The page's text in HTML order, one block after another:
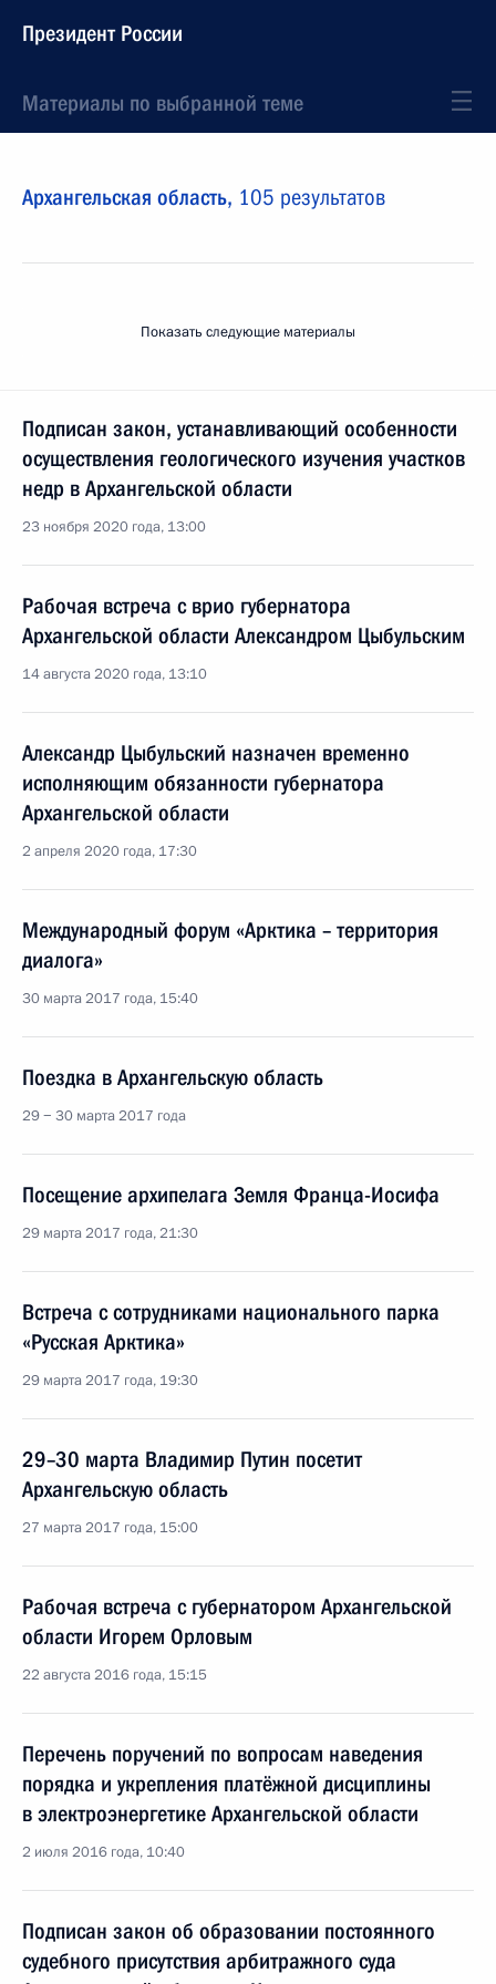
Президент России
Материалы по выбранной теме
Архангельская область, 105 результатов
Показать следующие материалы
Подписан закон, устанавливающий особенности
осуществления геологического изучения участков
недр в Архангельской области
23 ноября 2020 года, 13:00
Рабочая встреча с врио губернатора
Архангельской области Александром Цыбульским
14 августа 2020 года, 13:10
Александр Цыбульский назначен временно
исполняющим обязанности губернатора
Архангельской области
2 апреля 2020 года, 17:30
Международный форум «Арктика – территория
диалога»
30 марта 2017 года, 15:40
Поездка в Архангельскую область
29 − 30 марта 2017 года
Посещение архипелага Земля Франца-Иосифа
29 марта 2017 года, 21:30
Встреча с сотрудниками национального парка
«Русская Арктика»
29 марта 2017 года, 19:30
29–30 марта Владимир Путин посетит
Архангельскую область
27 марта 2017 года, 15:00
Рабочая встреча с губернатором Архангельской
области Игорем Орловым
22 августа 2016 года, 15:15
Перечень поручений по вопросам наведения
порядка и укрепления платёжной дисциплины
в электроэнергетике Архангельской области
2 июля 2016 года, 10:40
Подписан закон об образовании постоянного
судебного присутствия арбитражного суда